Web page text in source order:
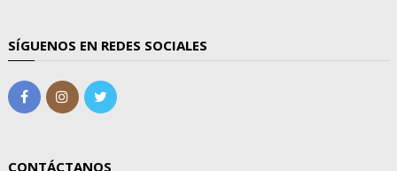
SÍGUENOS EN REDES SOCIALES
CONTÁCTANOS